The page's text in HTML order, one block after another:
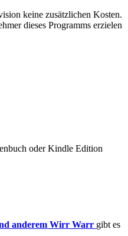
keine zusätzlichen Kosten.
dieses Programms erzielen
oder Kindle Edition
anderem Wirr Warr gibt es